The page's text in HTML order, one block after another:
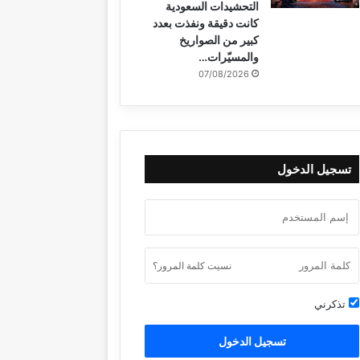
التحشيدات السعودية
كانت دقيقة ونفذت بعدد
كبير من الصواريخ
والمسيّرات…
07/08/2026
تسجيل الدخول
نسيت كلمة المرور؟
تذكرني
تسجيل الدخول